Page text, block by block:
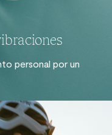
personal por un